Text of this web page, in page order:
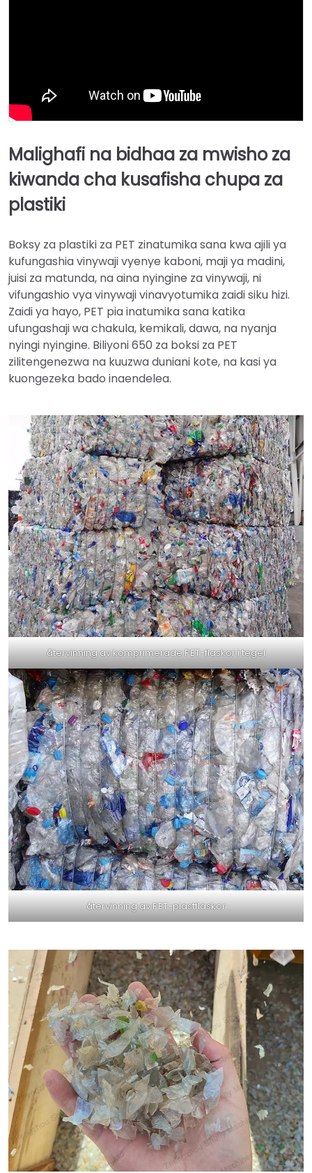
Malighafi na bidhaa za mwisho za
kiwanda cha kusafisha chupa za
plastiki
Boksy za plastiki za PET zinatumika sana kwa ajili ya
kufungashia vinywaji vyenye kaboni, maji ya madini,
juisi za matunda, na aina nyingine za vinywaji, ni
vifungashio vya vinywaji vinavyotumika zaidi siku hizi.
Zaidi ya hayo, PET pia inatumika sana katika
ufungashaji wa chakula, kemikali, dawa, na nyanja
nyingi nyingine. Biliyoni 650 za boksi za PET
zilitengenezwa na kuuzwa duniani kote, na kasi ya
kuongezeka bado inaendelea.
återvinning av komprimerade PET-flaskor i tegel
återvinning av PET-plastflaskor